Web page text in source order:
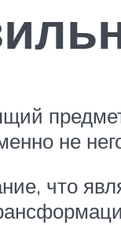
не
что